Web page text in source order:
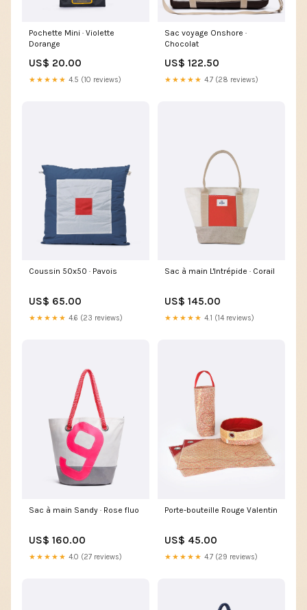
Pochette Mini · Violette
Dorange
US$ 20.00
★★★★★ 4.5 (10 reviews)
Sac voyage Onshore ·
Chocolat
US$ 122.50
★★★★★ 4.7 (28 reviews)
Coussin 50x50 · Pavois
US$ 65.00
★★★★★ 4.6 (23 reviews)
Sac à main L'Intrépide · Corail
US$ 145.00
★★★★★ 4.1 (14 reviews)
Sac à main Sandy · Rose fluo
US$ 160.00
★★★★★ 4.0 (27 reviews)
Porte-bouteille Rouge Valentin
US$ 45.00
★★★★★ 4.7 (29 reviews)